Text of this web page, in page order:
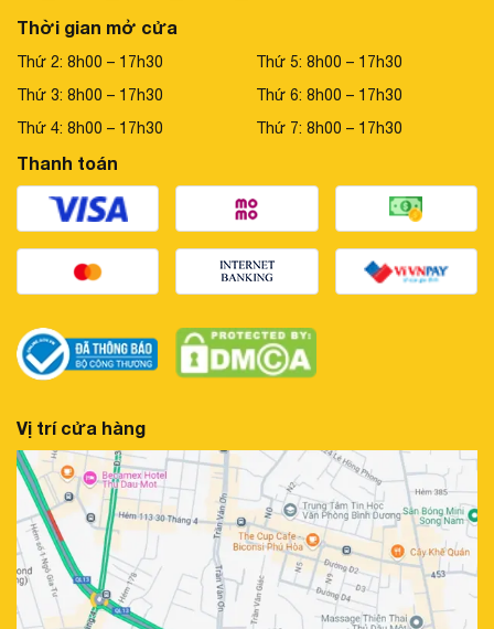
Thời gian mở cửa
Thứ 2: 8h00 – 17h30
Thứ 3: 8h00 – 17h30
Thứ 4: 8h00 – 17h30
Thứ 5: 8h00 – 17h30
Thứ 6: 8h00 – 17h30
Thứ 7: 8h00 – 17h30
Thanh toán
Vị trí cửa hàng